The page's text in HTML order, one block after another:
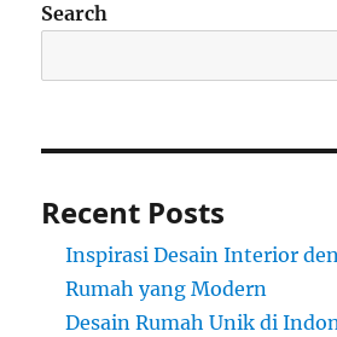
Search
Recent Posts
Inspirasi Desain Interior
Rumah yang Modern
Desain Rumah Unik di